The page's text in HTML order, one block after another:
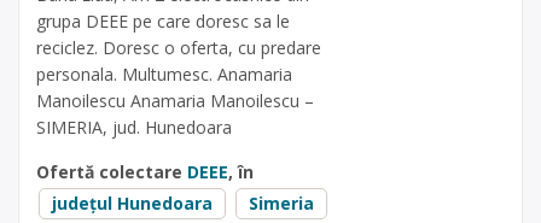
grupa DEEE pe care doresc sa le
reciclez. Doresc o oferta, cu predare
personala. Multumesc. Anamaria
Manoilescu Anamaria Manoilescu –
SIMERIA, jud. Hunedoara
Ofertă colectare DEEE, în
județul Hunedoara
Simeria